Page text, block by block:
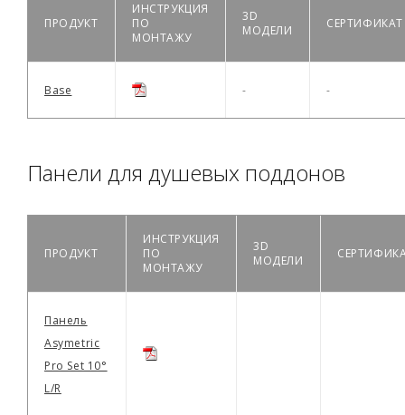
ПРОДУКТ
ИНСТРУКЦИЯ
ПО
МОНТАЖУ
3D
МОДЕЛИ
СЕРТИФИКАТ
Base - -
Панели для душевых поддонов
ПРОДУКТ
ИНСТРУКЦИЯ
ПО
МОНТАЖУ
3D
МОДЕЛИ
Панель
Asymetric
Pro Set 10°
L/R